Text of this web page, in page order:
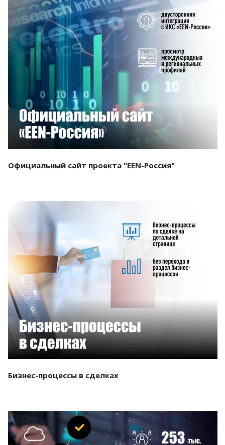
Смотреть проект
Официальный сайт проекта "EEN-Россия"
Бизнес-процессы в сделках